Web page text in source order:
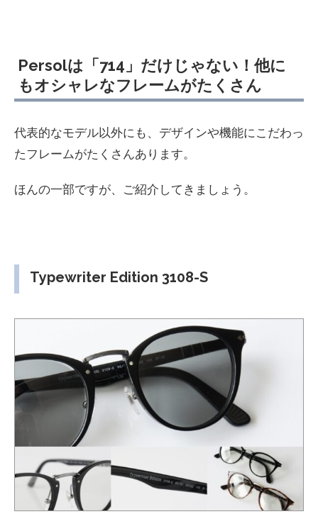
Persolは「714」だけじゃない！他に
もオシャレなフレームがたくさん
代表的なモデル以外にも、デザインや機能にこだわっ
たフレームがたくさんあります。
ほんの一部ですが、ご紹介してきましょう。
Typewriter Edition 3108-S